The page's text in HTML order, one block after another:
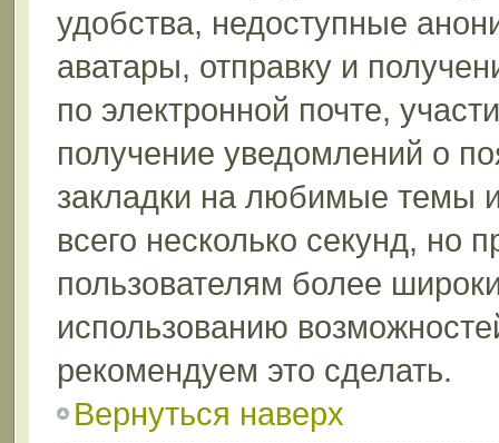
удобства, недоступные
аватары, отправку и
по электронной почте,
получение уведомлений о
закладки на любимые темы
всего несколько секунд, но
пользователям более
использованию
рекомендуем это сделать.
Вернуться наверх